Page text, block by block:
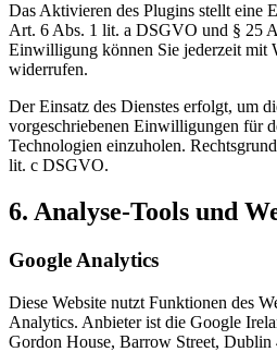
Das Aktivieren des Plugins stellt eine
Art. 6 Abs. 1 lit. a DSGVO und § 25
Einwilligung können Sie jederzeit mit
widerrufen.
Der Einsatz des Dienstes erfolgt, um
vorgeschriebenen Einwilligungen für
Technologien einzuholen.
lit. c DSGVO.
6. Analyse-Tools und
Google Analytics
Diese Website nutzt Funktionen des
Analytics. Anbieter ist die Google
Gordon House, Barrow Street, Dublin